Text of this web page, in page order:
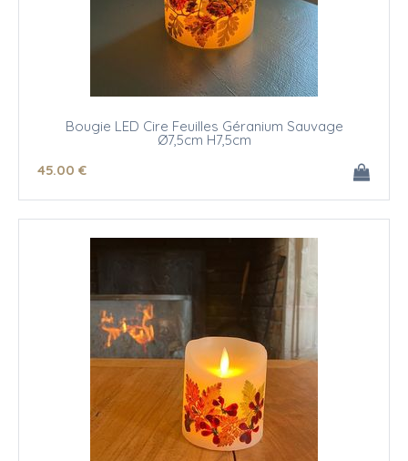
Bougie LED Cire Feuilles Géranium Sauvage
Ø7,5cm H7,5cm
45.00 €